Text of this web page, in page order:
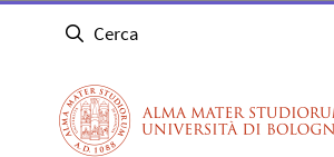
Cerca